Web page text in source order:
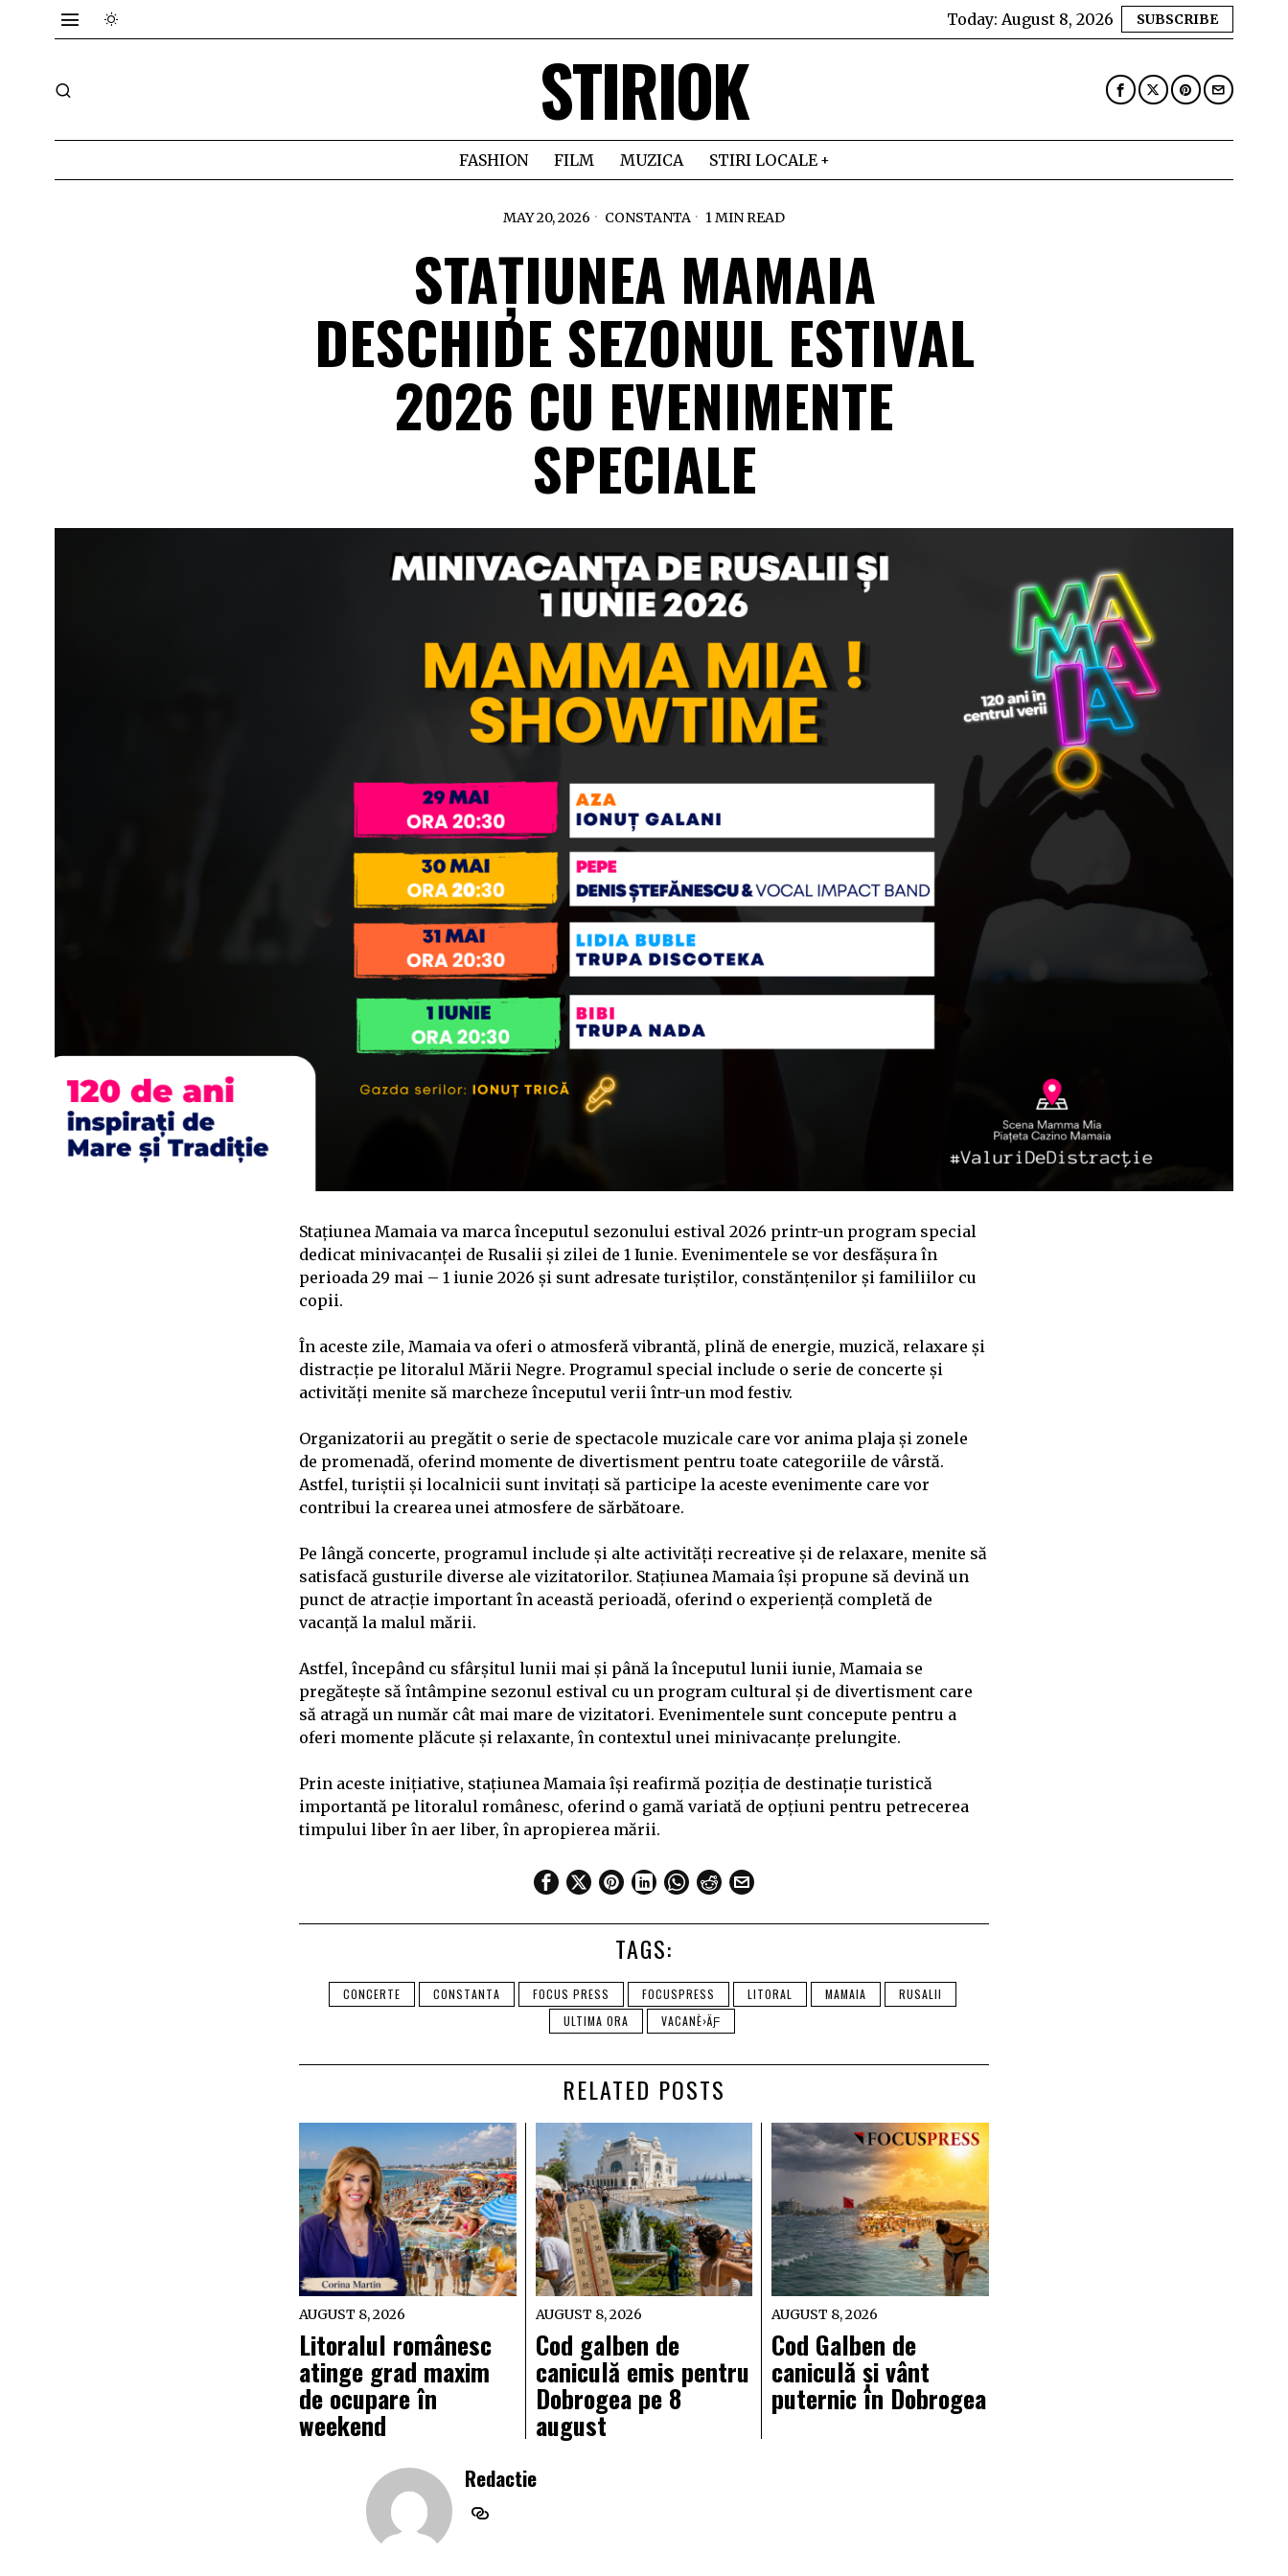
Today: August 8, 2026 SUBSCRIBE
STIRIOK
FASHION FILM MUZICA STIRI LOCALE
MAY 20, 2026 CONSTANTA 1 MIN READ
STAȚIUNEA MAMAIA
DESCHIDE SEZONUL ESTIVAL
2026 CU EVENIMENTE
SPECIALE
Stațiunea Mamaia va marca începutul sezonului estival 2026 printr-un program special
dedicat minivacanței de Rusalii și zilei de 1 Iunie. Evenimentele se vor desfășura în
perioada 29 mai – 1 iunie 2026 și sunt adresate turiștilor, constănțenilor și familiilor cu
copii.
În aceste zile, Mamaia va oferi o atmosferă vibrantă, plină de energie, muzică, relaxare și
distracție pe litoralul Mării Negre. Programul special include o serie de concerte și
activități menite să marcheze începutul verii într-un mod festiv.
Organizatorii au pregătit o serie de spectacole muzicale care vor anima plaja și zonele
de promenadă, oferind momente de divertisment pentru toate categoriile de vârstă.
Astfel, turiștii și localnicii sunt invitați să participe la aceste evenimente care vor
contribui la crearea unei atmosfere de sărbătoare.
Pe lângă concerte, programul include și alte activități recreative și de relaxare, menite să
satisfacă gusturile diverse ale vizitatorilor. Stațiunea Mamaia își propune să devină un
punct de atracție important în această perioadă, oferind o experiență completă de
vacanță la malul mării.
Astfel, începând cu sfârșitul lunii mai și până la începutul lunii iunie, Mamaia se
pregătește să întâmpine sezonul estival cu un program cultural și de divertisment care
să atragă un număr cât mai mare de vizitatori. Evenimentele sunt concepute pentru a
oferi momente plăcute și relaxante, în contextul unei minivacanțe prelungite.
Prin aceste inițiative, stațiunea Mamaia își reafirmă poziția de destinație turistică
importantă pe litoralul românesc, oferind o gamă variată de opțiuni pentru petrecerea
timpului liber în aer liber, în apropierea mării.
TAGS:
CONCERTE CONSTANTA FOCUS PRESS FOCUSPRESS LITORAL MAMAIA
RUSALII
ULTIMA ORA
VACANÈ›ÄƑ
RELATED POSTS
AUGUST 8, 2026
Litoralul românesc
atinge grad maxim
de ocupare în
weekend
AUGUST 8, 2026
Cod galben de
caniculă emis pentru
Dobrogea pe 8
august
AUGUST 8, 2026
Cod Galben de
caniculă și vânt
puternic în Dobrogea
Redactie